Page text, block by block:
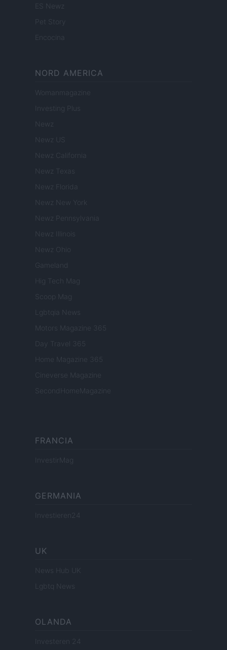
ES Newz
Encocina
NORD AMERICA
Womanmagazine
Investing Plus
Newz
Newz US
Newz California
Newz Texas
Newz Florida
Newz New York
Newz Pennsylvania
Newz Illinois
Newz Ohio
Gameland
Hig Tech Mag
Scoop Mag
Lgbtqia News
Motors Magazine 365
Day Travel 365
Home Magazine 365
Cineverse Magazine
SecondHomeMagazine
FRANCIA
InvestirMag
GERMANIA
Investieren24
UK
News Hub UK
Lgbtq News
OLANDA
Investeren 24